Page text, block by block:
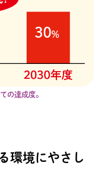
の達成度。
環境にやさし